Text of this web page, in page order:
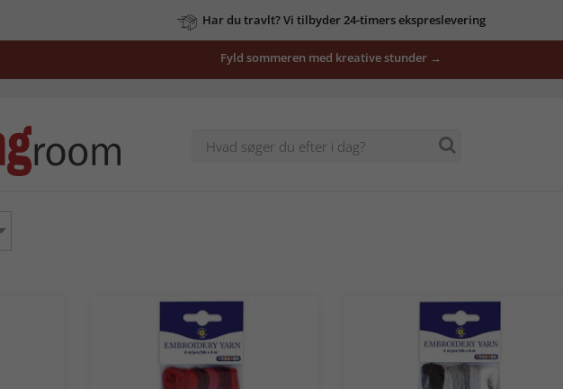
Har du travlt? Vi tilbyder 24-timers ekspreslevering
Fyld sommeren med kreative stunder →